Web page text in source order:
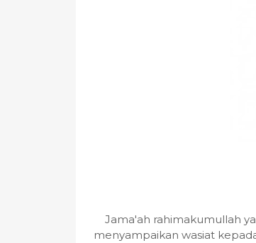
Jama'ah rahimakumullah
menyampaikan wasiat